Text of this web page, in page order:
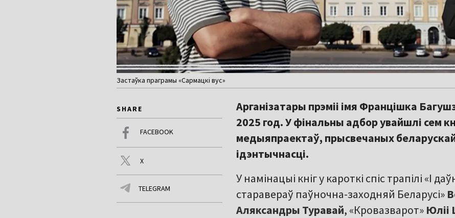
Застаўка праграмы «Сармацкі вус»
SHARE
FACEBOOK
X
TELEGRAM
Арганізатары прэміі імя Францішка
2025 год. У фінальны адбор увайшлі сем
медыяпраектаў, прысвечаных беларускай
ідэнтычнасці.
У намінацыі кніг у кароткі спіс трапілі «І
старавераў паўночна-заходняй Беларусі»
Аляксандры Туравай, «Кровазварот» Юліі